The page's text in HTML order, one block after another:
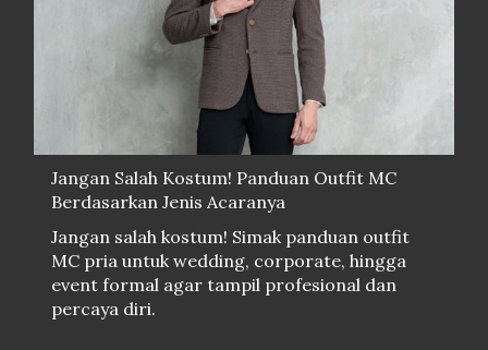
Jangan Salah Kostum! Panduan Outfit MC
Berdasarkan Jenis Acaranya
Jangan salah kostum! Simak panduan outfit
MC pria untuk wedding, corporate, hingga
event formal agar tampil profesional dan
percaya diri.